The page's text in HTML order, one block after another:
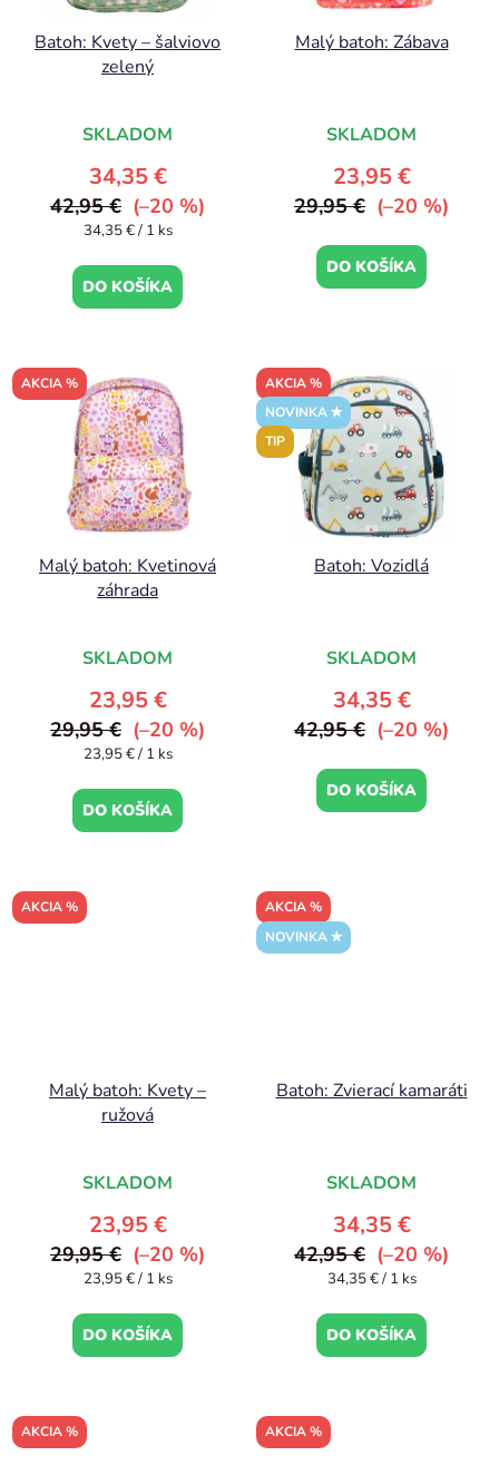
Batoh: Kvety – šalviovo
zelený
SKLADOM
34,35 €
42,95 € (–20 %)
Jednotková
34,35 € / 1 ks
DO KOŠÍKA
Malý batoh: Zábava
SKLADOM
23,95 €
29,95 € (–20 %)
DO KOŠÍKA
AKCIA %
Malý batoh: Kvetinová
záhrada
SKLADOM
23,95 €
29,95 € (–20 %)
Jednotková
23,95 € / 1 ks
DO KOŠÍKA
AKCIA %
NOVINKA ✮
TIP
Batoh: Vozidlá
SKLADOM
34,35 €
42,95 € (–20 %)
DO KOŠÍKA
AKCIA %
Malý batoh: Kvety –
ružová
SKLADOM
23,95 €
29,95 € (–20 %)
Jednotková
23,95 € / 1 ks
DO KOŠÍKA
AKCIA %
NOVINKA ✮
Batoh: Zvierací kamaráti
SKLADOM
34,35 €
42,95 € (–20 %)
Jednotková
34,35 € / 1 ks
DO KOŠÍKA
AKCIA % AKCIA %